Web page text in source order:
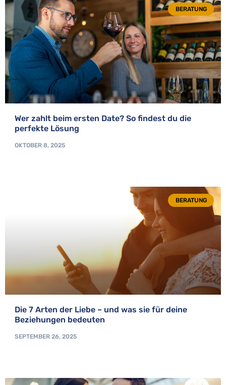
BERATUNG
Wer zahlt beim ersten Date? So findest du die
perfekte Lösung
OKTOBER 8, 2025
BERATUNG
Die 7 Arten der Liebe – und was sie für deine
Beziehungen bedeuten
SEPTEMBER 26, 2025